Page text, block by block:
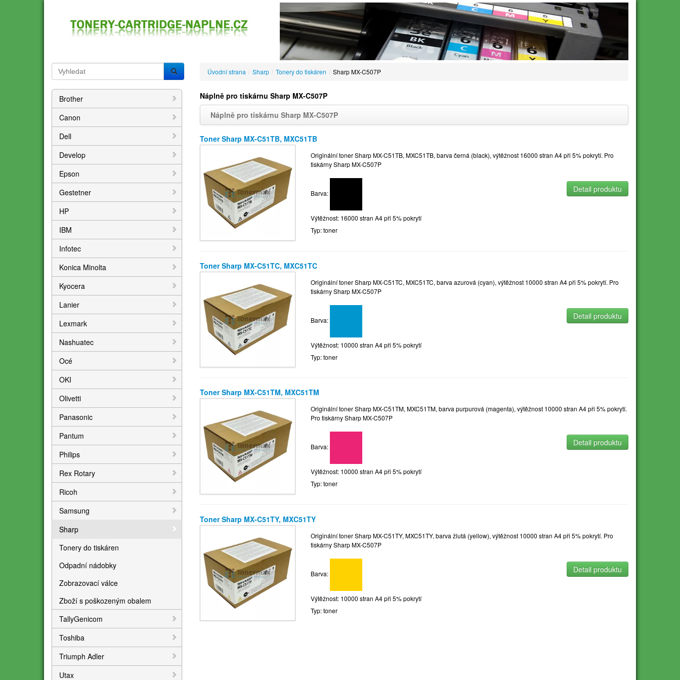
Brother
Canon
Dell
Develop
Epson
Gestetner
HP
IBM
Infotec
Konica Minolta
Kyocera
Lanier
Lexmark
Nashuatec
Océ
OKI
Olivetti
Panasonic
Pantum
Philips
Rex Rotary
Ricoh
Samsung
Sharp
Tonery do tiskáren
Odpadní nádobky
Zobrazovací válce
Zboží s poškozeným obalem
TallyGenicom
Toshiba
Triumph Adler
Utax
Úvodní strana / Sharp / Tonery do tiskáren / Sharp MX-C507P
Náplně pro tiskárnu Sharp MX-C507P
Náplně pro tiskárnu Sharp MX-C507P
Toner Sharp MX-C51TB, MXC51TB
Originální toner Sharp MX-C51TB, MXC51TB, barva černá (black), výtěžnost 16000 stran A4 při 5% pokrytí. Pro
tiskárny Sharp MX-C507P
Barva:
Výtěžnost: 16000 stran A4 při 5% pokrytí
Typ: toner
Detail produktu
Toner Sharp MX-C51TC, MXC51TC
Originální toner Sharp MX-C51TC, MXC51TC, barva azurová (cyan), výtěžnost 10000 stran A4 při 5% pokrytí. Pro
tiskárny Sharp MX-C507P
Barva:
Výtěžnost: 10000 stran A4 při 5% pokrytí
Typ: toner
Detail produktu
Toner Sharp MX-C51TM, MXC51TM
Originální toner Sharp MX-C51TM, MXC51TM, barva purpurová (magenta), výtěžnost 10000 stran A4 při 5% pokrytí.
Pro tiskárny Sharp MX-C507P
Barva:
Výtěžnost: 10000 stran A4 při 5% pokrytí
Typ: toner
Detail produktu
Toner Sharp MX-C51TY, MXC51TY
Originální toner Sharp MX-C51TY, MXC51TY, barva žlutá (yellow), výtěžnost 10000 stran A4 při 5% pokrytí. Pro
tiskárny Sharp MX-C507P
Barva:
Výtěžnost: 10000 stran A4 při 5% pokrytí
Typ: toner
Detail produktu